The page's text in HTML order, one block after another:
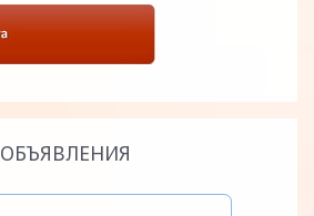
ОБЪЯВЛЕНИЯ